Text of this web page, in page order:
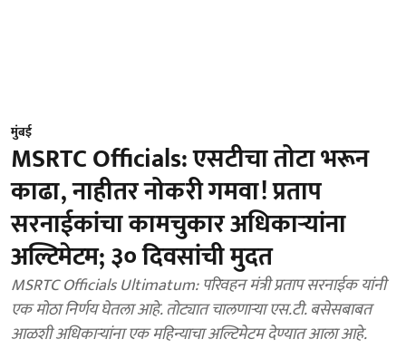
मुंबई
MSRTC Officials: एसटीचा तोटा भरून
काढा, नाहीतर नोकरी गमवा! प्रताप
सरनाईकांचा कामचुकार अधिकाऱ्यांना
अल्टिमेटम; ३० दिवसांची मुदत
MSRTC Officials Ultimatum: परिवहन मंत्री प्रताप सरनाईक यांनी
एक मोठा निर्णय घेतला आहे. तोट्यात चालणाऱ्या एस.टी. बसेसबाबत
आळशी अधिकाऱ्यांना एक महिन्याचा अल्टिमेटम देण्यात आला आहे.